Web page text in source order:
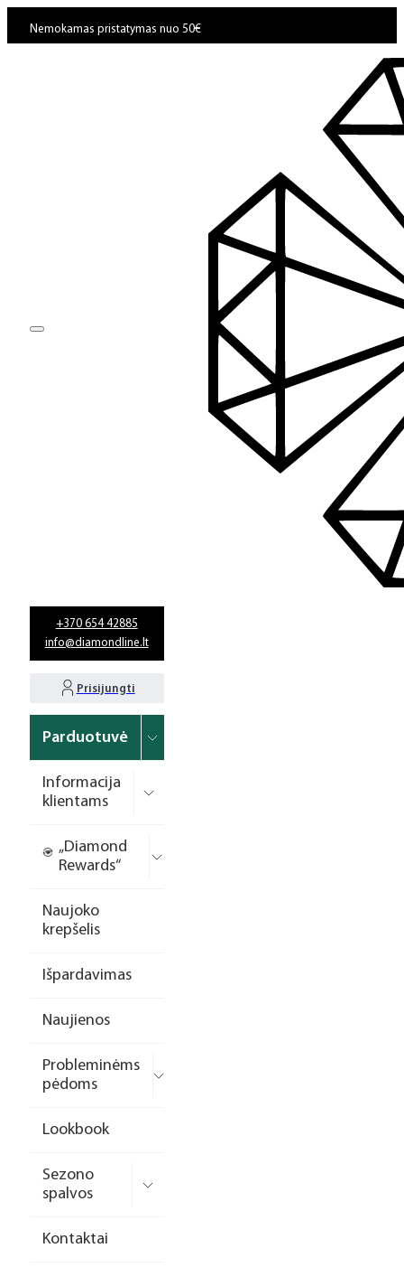
Nemokamas pristatymas nuo 50€
+370 654 42885
info@diamondline.lt
Prisijungti
Parduotuvė
Informacija
klientams
„Diamond
Rewards“
Naujoko
krepšelis
Išpardavimas
Naujienos
Probleminėms
pėdoms
Lookbook
Sezono
spalvos
Kontaktai